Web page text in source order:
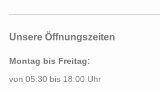
Unsere Öffnungszeiten
Montag bis Freitag:
von 05:30 bis 18:00 Uhr